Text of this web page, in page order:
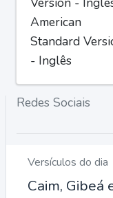
American
Standard
- Inglês
Redes Sociais
Versículos do dia
Caim, Gibeá